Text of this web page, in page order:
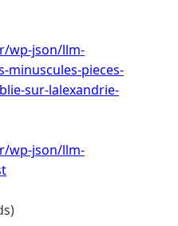
wp-json/llm-
minuscules-pieces-
sur-lalexandrie-
wp-json/llm-